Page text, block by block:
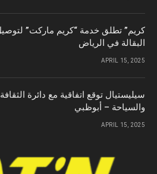
البقالة في الرياض
APRIL 15, 2025
سيليستيال توقع اتفاقية مع دائرة الثقافة
والسياحة – أبوظبي
APRIL 15, 2025